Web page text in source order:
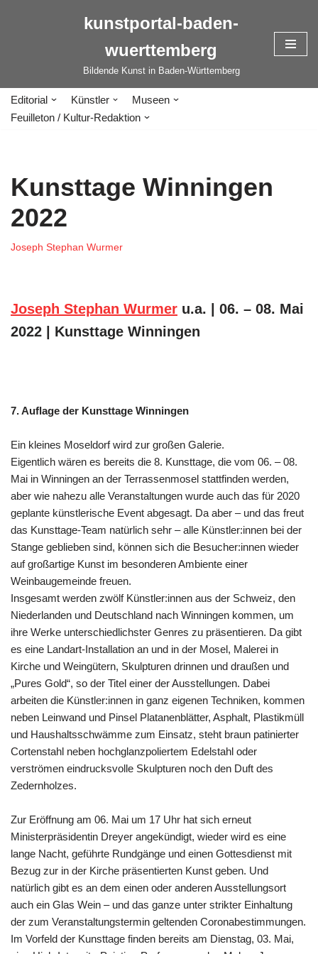
kunstportal-baden-
wuerttemberg
Bildende Kunst in Baden-Württemberg
Editorial Künstler
Museen
Feuilleton / Kultur-Redaktion
Kunsttage Winningen
2022
Joseph Stephan Wurmer
Joseph Stephan Wurmer u.a. | 06. – 08. Mai
2022 | Kunsttage Winningen
7. Auflage der Kunsttage Winningen
Ein kleines Moseldorf wird zur großen Galerie.
Eigentlich wären es bereits die 8. Kunsttage, die vom 06. – 08.
Mai in Winningen an der Terrassenmosel stattfinden werden,
aber wie nahezu alle Veranstaltungen wurde auch das für 2020
geplante künstlerische Event abgesagt. Da aber – und das freut
das Kunsttage-Team natürlich sehr – alle Künstler:innen bei der
Stange geblieben sind, können sich die Besucher:innen wieder
auf großartige Kunst im besonderen Ambiente einer
Weinbaugemeinde freuen.
Insgesamt werden zwölf Künstler:innen aus der Schweiz, den
Niederlanden und Deutschland nach Winningen kommen, um
ihre Werke unterschiedlichster Genres zu präsentieren. Da gibt
es eine Landart-Installation an und in der Mosel, Malerei in
Kirche und Weingütern, Skulpturen drinnen und draußen und
„Pures Gold“, so der Titel einer der Ausstellungen. Dabei
arbeiten die Künstler:innen in ganz eigenen Techniken, kommen
neben Leinwand und Pinsel Platanenblätter, Asphalt, Plastikmüll
und Haushaltsschwämme zum Einsatz, steht braun patinierter
Cortenstahl neben hochglanzpoliertem Edelstahl oder
verströmen eindrucksvolle Skulpturen noch den Duft des
Zedernholzes.
Zur Eröffnung am 06. Mai um 17 Uhr hat sich erneut
Ministerpräsidentin Dreyer angekündigt, wieder wird es eine
lange Nacht, geführte Rundgänge und einen Gottesdienst mit
Bezug zur in der Kirche präsentierten Kunst geben. Und
natürlich gibt es an dem einen oder anderen Ausstellungsort
auch ein Glas Wein – und das ganze unter strikter Einhaltung
der zum Veranstaltungstermin geltenden Coronabestimmungen.
Im Vorfeld der Kunsttage finden bereits am Dienstag, 03. Mai,